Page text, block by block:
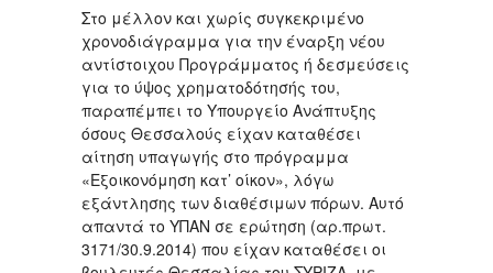
Στο μέλλον και χωρίς συγκεκριμένο
χρονοδιάγραμμα για την έναρξη νέου
αντίστοιχου Προγράμματος ή δεσμεύσεις
για το ύψος χρηματοδότησής του,
παραπέμπει το Υπουργείο Ανάπτυξης
όσους Θεσσαλούς είχαν καταθέσει
αίτηση υπαγωγής στο πρόγραμμα
«Εξοικονόμηση κατ’ οίκον», λόγω
εξάντλησης των διαθέσιμων πόρων. Αυτό
απαντά το ΥΠΑΝ σε ερώτηση (αρ.πρωτ.
3171/30.9.2014) που είχαν καταθέσει οι